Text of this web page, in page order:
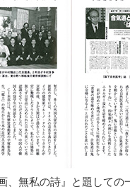
、無私の詩』と題しての